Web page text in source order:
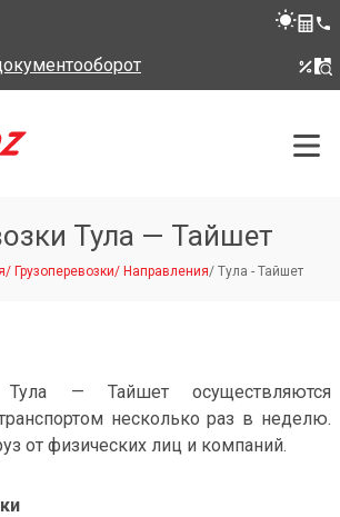
Тула — Тайшет
/ Грузоперевозки/ Направления/ Тула - Тайшет
Тула — Тайшет осуществляются
несколько раз в неделю.
от физических лиц и компаний.